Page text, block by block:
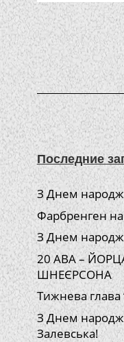
Последние
З Днем
Фарбренген
З Днем
20 АВА –
ШНЕЄРСОНА
Тижнева глава
З Днем
Залевська!